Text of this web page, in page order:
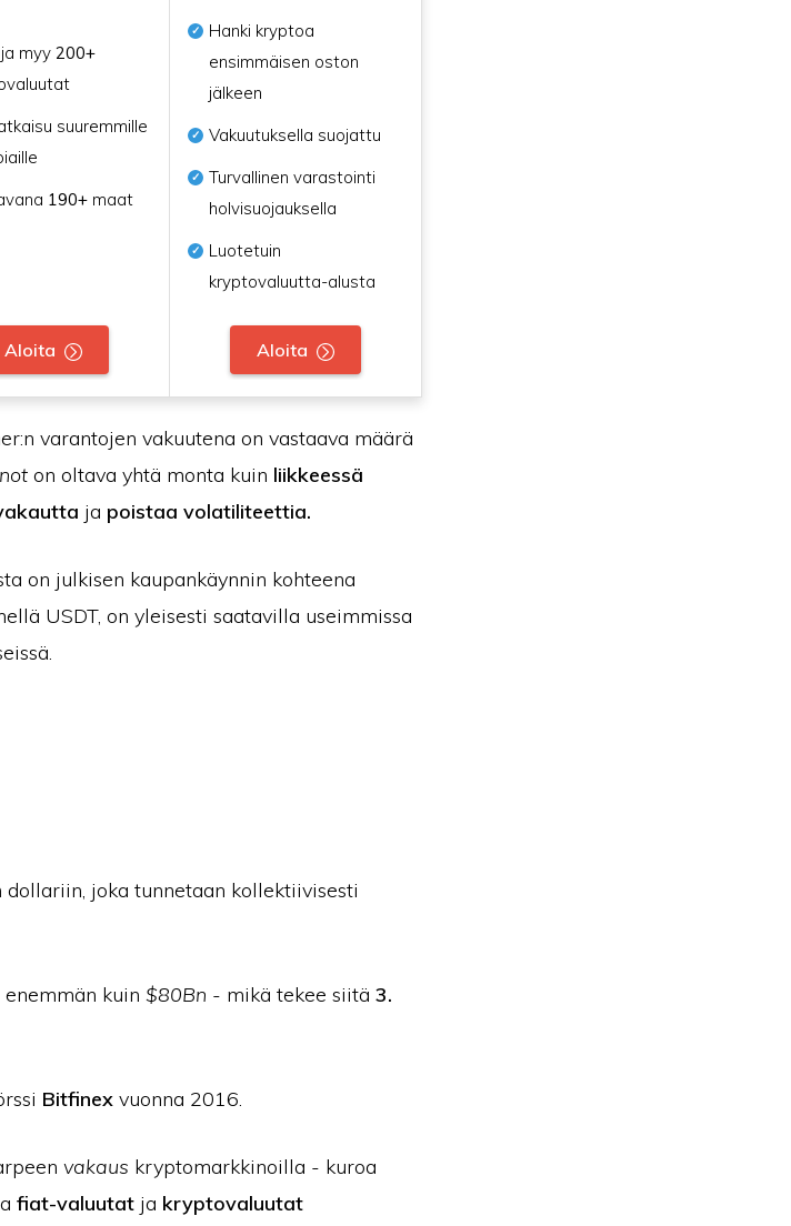
myy 200+
suuremmille
190+maat
Aloita
Hanki kryptoa
ensimmäisen oston
jälkeen
Vakuutuksella suojattu
Turvallinen varastointi
holvisuojauksella
Luotetuin
kryptovaluutta-alusta
Aloita
varantojen vakuutena on vastaava määrä
on oltava yhtä monta kuin liikkeessä
ja poistaa volatiliteettia.
on julkisen kaupankäynnin kohteena
USDT, on yleisesti saatavilla useimmissa
joka tunnetaan kollektiivisesti
enemmän kuin $80Bn - mikä tekee siitä 3.
Bitfinex vuonna 2016.
vakaus kryptomarkkinoilla - kuroa
fiat-valuutat ja kryptovaluutat